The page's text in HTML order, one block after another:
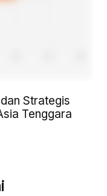
Strategis
Tenggara